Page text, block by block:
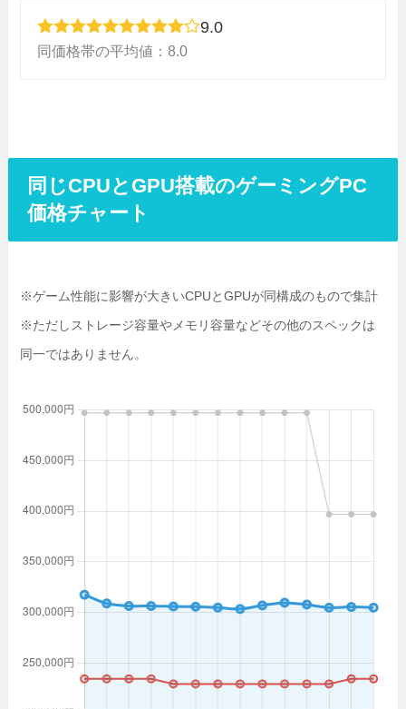
9.0
同価格帯の平均値：8.0
同じCPUとGPU搭載のゲーミングPC
価格チャート
※ゲーム性能に影響が大きいCPUとGPUが同構成のもので集計
※ただしストレージ容量やメモリ容量などその他のスペックは
同一ではありません。